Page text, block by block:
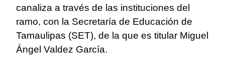
canaliza a través de las instituciones del
ramo, con la Secretaría de Educación de
Tamaulipas (SET), de la que es titular Miguel
Ángel Valdez García.